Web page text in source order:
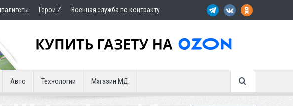
Герои Z Военная служба по контракту
Авто Технологии Магазин МД